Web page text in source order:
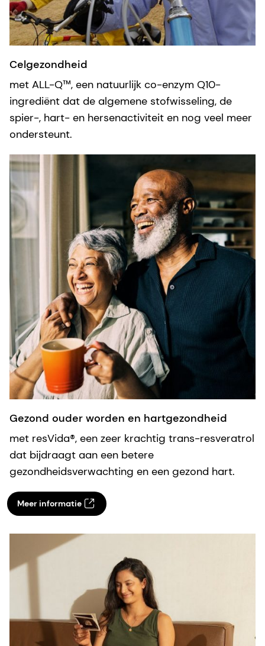
Celgezondheid
met ALL-Q™, een natuurlijk co-enzym Q10-
ingrediënt dat de algemene stofwisseling, de
spier-, hart- en hersenactiviteit en nog veel meer
ondersteunt.
Gezond ouder worden en hartgezondheid
met resVida®, een zeer krachtig trans-resveratrol
dat bijdraagt aan een betere
gezondheidsverwachting en een gezond hart.
Meer informatie